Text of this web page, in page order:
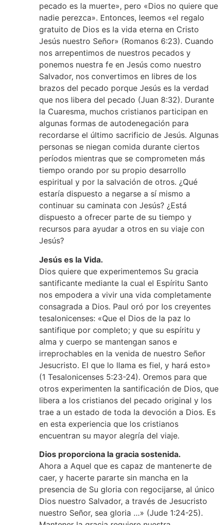
pecado es la muerte», pero «Dios no quiere que
nadie perezca». Entonces, leemos «el regalo
gratuito de Dios es la vida eterna en Cristo
Jesús nuestro Señor» (Romanos 6:23). Cuando
nos arrepentimos de nuestros pecados y
ponemos nuestra fe en Jesús como nuestro
Salvador, nos convertimos en libres de los
brazos del pecado porque Jesús es la verdad
que nos libera del pecado (Juan 8:32). Durante
la Cuaresma, muchos cristianos participan en
algunas formas de autodenegación para
recordarse el último sacrificio de Jesús. Algunas
personas se niegan comida durante ciertos
períodos mientras que se comprometen más
tiempo orando por su propio desarrollo
espiritual y por la salvación de otros. ¿Qué
estaría dispuesto a negarse a sí mismo a
continuar su caminata con Jesús? ¿Está
dispuesto a ofrecer parte de su tiempo y
recursos para ayudar a otros en su viaje con
Jesús?
Jesús es la Vida.
Dios quiere que experimentemos Su gracia
santificante mediante la cual el Espíritu Santo
nos empodera a vivir una vida completamente
consagrada a Dios. Paul oró por los creyentes
tesalonicenses: «Que el Dios de la paz lo
santifique por completo; y que su espíritu y
alma y cuerpo se mantengan sanos e
irreprochables en la venida de nuestro Señor
Jesucristo. El que lo llama es fiel, y hará esto»
(1 Tesalonicenses 5:23-24). Oremos para que
otros experimenten la santificación de Dios, que
libera a los cristianos del pecado original y los
trae a un estado de toda la devoción a Dios. Es
en esta experiencia que los cristianos
encuentran su mayor alegría del viaje.
Dios proporciona la gracia sostenida.
Ahora a Aquel que es capaz de mantenerte de
caer, y hacerte pararte sin mancha en la
presencia de Su gloria con regocijarse, al único
Dios nuestro Salvador, a través de Jesucristo
nuestro Señor, sea gloria …» (Jude 1:24-25).